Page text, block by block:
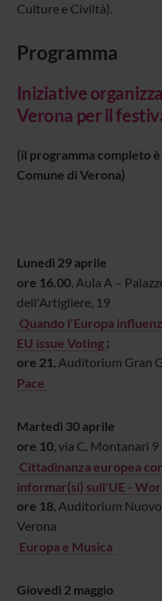
Culture e Civiltà).
Programma
Iniziative
Verona per il
(il programma completo
Comune di Verona)
Lunedì 29 aprile
ore 16.00, Aula A –
dell'Artigliere, 19
Quando l'Europa
EU issue Voting ;
ore 21, Auditorium Gran
Pace
Martedì 30 aprile
ore 10, via C. Montanari 9
Cittadinanza europea
informar(si) sull'UE -
ore 18, Auditorium
Verona
Europa e Musica
Giovedì 2 maggio